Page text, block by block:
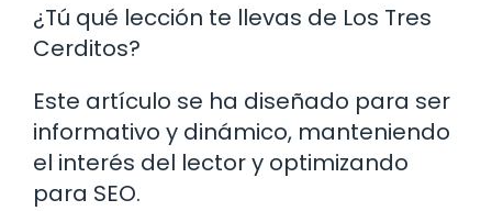
¿Tú qué lección te llevas de Los Tres
Cerditos?
Este artículo se ha diseñado para ser
informativo y dinámico, manteniendo
el interés del lector y optimizando
para SEO.